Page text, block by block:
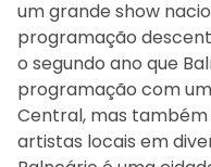
um grande show
programação
o segundo ano que
programação com
Central, mas
artistas locais em